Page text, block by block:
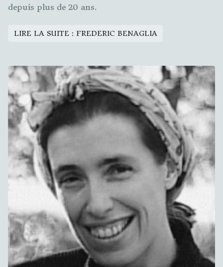
depuis plus de 20 ans.
LIRE LA SUITE : FREDERIC BENAGLIA